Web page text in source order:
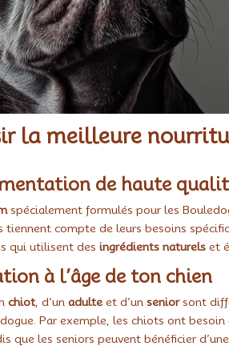
la meilleure
de haute
spécialement formulés pour les
tiennent compte de leurs besoins
qui utilisent desingrédients naturels et
à l’âge de ton chien
chiot, d’unadulte et d’unseniorsont
Par exemple, les chiots ont
que les seniors peuvent bénéficier